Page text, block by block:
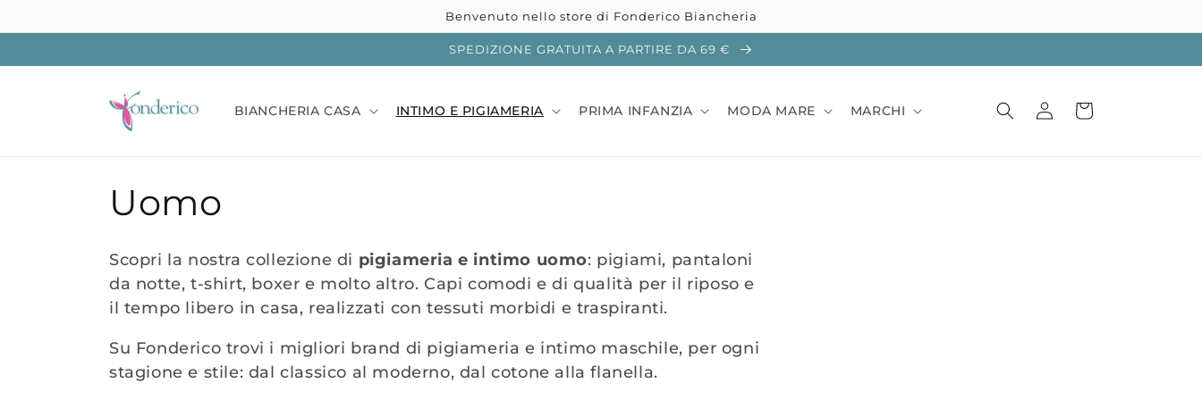
ai contenuti
Benvenuto nello store di Fonderico Biancheria
SPEDIZIONE GRATUITA A PARTIRE DA 69 €
BIANCHERIA CASA INTIMO E PIGIAMERIA PRIMA INFANZIA MODA MARE MARCHI Accedi Carrello
C
o
l
l
e
Uomo
Scopri la nostra collezione di pigiameria e intimo uomo: pigiami, pantaloni
da notte, t-shirt, boxer e molto altro. Capi comodi e di qualità per il riposo e
il tempo libero in casa, realizzati con tessuti morbidi e traspiranti.
Su Fonderico trovi i migliori brand di pigiameria e intimo maschile, per ogni
stagione e stile: dal classico al moderno, dal cotone alla flanella.